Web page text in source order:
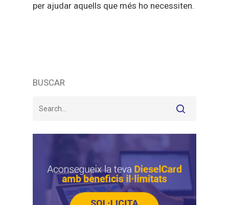
per ajudar aquells que més ho necessiten.
BUSCAR